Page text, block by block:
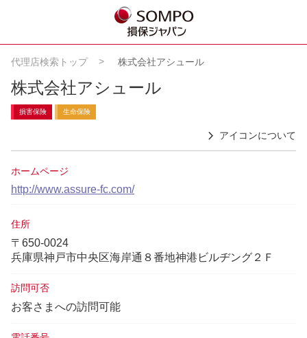
代理店検索トップ 株式会社アシュール
株式会社アシュール
損害保険 生命保険
アイコンについて
ホームページ
http://www.assure-fc.com/
住所
〒650-0024
兵庫県神戸市中央区海岸通８番地神港ビルヂング２Ｆ
訪問可否
お客さまへの訪問可能